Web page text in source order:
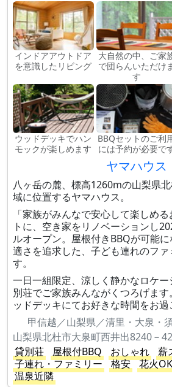
インドアアウトドア
を意識したリビング
大自然の中、ご家
で団らんいただけ
す
ウッドデッキでハン
モックが楽しめます
BBQセットのご利
には予約が必要で
ヤマハウス
八ヶ岳の麓、標高1260mの山梨県
域に位置するヤマハウス。
「家族がみんなで安心して楽しめ
トに、空き家をリノベーションし
ルオープン。屋根付きBBQが可能
適さを追求した、子ども連れのフ
す。
一日一組限定、涼しく静かなロケ
別荘でご家族みんながくつろげま
ッドデッキにてお好きな時間をお過
甲信越／山梨県／清里・大泉・
山梨県北杜市大泉町西井出8240－
貸別荘
屋根付BBQ おしゃれ 薪
子連れ・ファミリー
格安 花火OK
温泉近隣